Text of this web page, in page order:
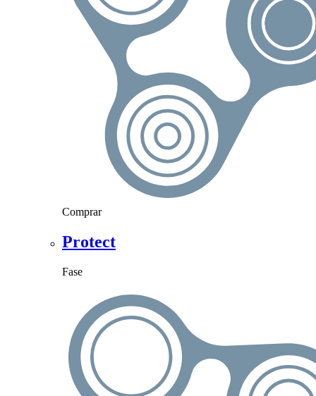
Comprar
Protect
Fase